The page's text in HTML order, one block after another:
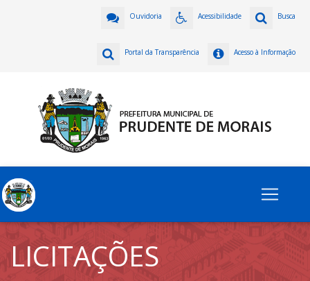
Busca
Acessibilidade
Ouvidoria
Acesso à Informação
Portal da Transparência
LICITAÇÕES